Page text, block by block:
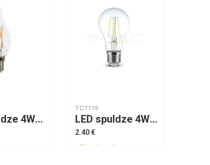
LED spuldze 4W E14 VTAC 2700
TC7119
LED spuldze 4W E27 A60 4000K VTAC
2.40 €
Pieejams!